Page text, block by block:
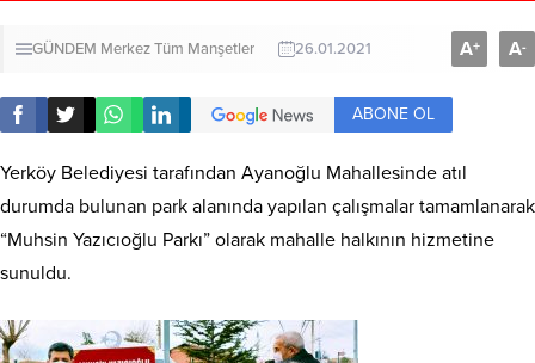
GÜNDEM MerkezTüm Manşetler 26.01.2021 A+ A-
ABONE OL
Yerköy Belediyesi tarafından Ayanoğlu Mahallesinde atıl
durumda bulunan park alanında yapılan çalışmalar tamamlanarak
“Muhsin Yazıcıoğlu Parkı” olarak mahalle halkının hizmetine
sunuldu.